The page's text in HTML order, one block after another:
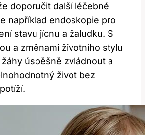
doporučit další léčebné
například endoskopie pro
stavu jícnu a žaludku. S
a změnami životního stylu
úspěšně zvládnout a
život bez